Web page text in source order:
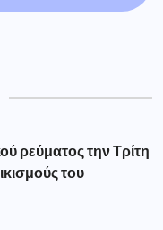
ρεύματος την Τρίτη
του